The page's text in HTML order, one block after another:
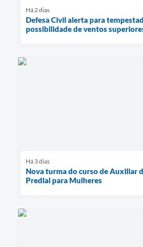
Há 2 dias
Defesa Civil alerta para
possibilidade de ventos
Há 3 dias
Nova turma do curso de Auxiliar
Predial para Mulheres